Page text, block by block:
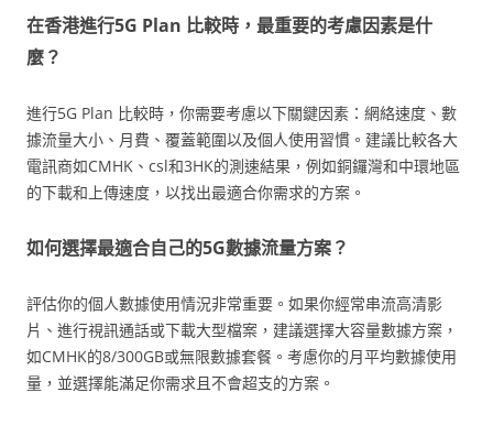
在香港進行5G Plan 比較時，最重要的考慮因素是什
麼？
進行5G Plan 比較時，你需要考慮以下關鍵因素：網絡速度、數
據流量大小、月費、覆蓋範圍以及個人使用習慣。建議比較各大
電訊商如CMHK、csl和3HK的測速結果，例如銅鑼灣和中環地區
的下載和上傳速度，以找出最適合你需求的方案。
如何選擇最適合自己的5G數據流量方案？
評估你的個人數據使用情況非常重要。如果你經常串流高清影
片、進行視訊通話或下載大型檔案，建議選擇大容量數據方案，
如CMHK的8/300GB或無限數據套餐。考慮你的月平均數據使用
量，並選擇能滿足你需求且不會超支的方案。